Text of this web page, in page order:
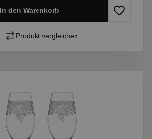
In den Warenkorb
Produkt vergleichen